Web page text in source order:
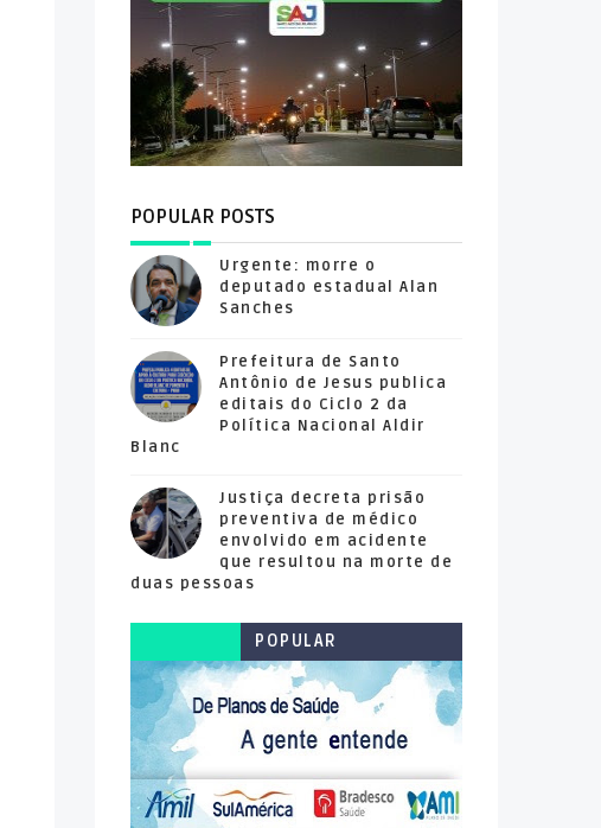
POPULAR POSTS
Urgente: morre o
deputado estadual Alan
Sanches
Prefeitura de Santo
Antônio de Jesus publica
editais do Ciclo 2 da
Política Nacional Aldir
Blanc
Justiça decreta prisão
preventiva de médico
envolvido em acidente
que resultou na morte de
duas pessoas
POPULAR